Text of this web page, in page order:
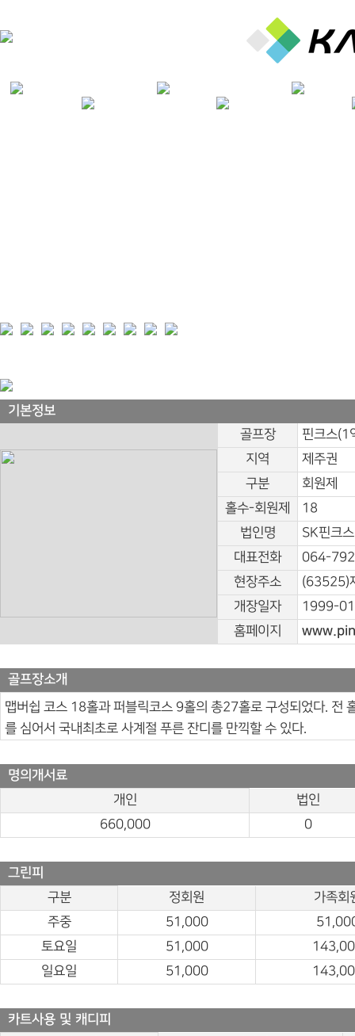
기본정보
골프장
핀크스(1
지역
제주권
구분
회원제
홀수-회원제
18
법인명
SK핀크
대표전화
064-
현장주소
(63525)
개장일자
1999-
홈페이지
골프장소개
맵버쉽 코스 18홀과 퍼블릭코스 9홀의 총27홀로 구성되었다. 전
를 심어서 국내최초로 사계절 푸른 잔디를 만끽할 수 있다.
명의개서료
개인
법인
660,000
0
그린피
구분
정회원
가족회
주중
51,000
토요일
51,000
일요일
51,000
카트사용 및 캐디피